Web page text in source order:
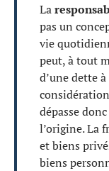
La
pas un
vie
peut, à tout
d’une dette
dépasse
l’origine. La
et biens
biens